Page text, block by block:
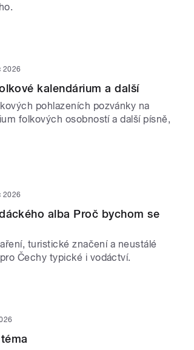
2026
kalendárium a další
pohlazeních pozvánky na
folkových osobností a další písně,
2026
alba Proč bychom se
turistické značení a neustálé
Čechy typické i vodáctví.